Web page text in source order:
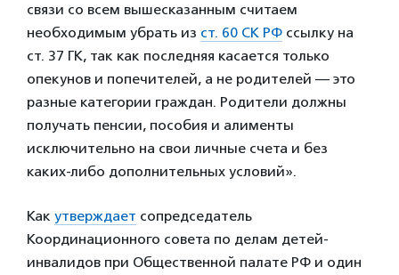
связи со всем вышесказанным считаем
необходимым убрать из ст. 60 СК РФ ссылку на
ст. 37 ГК, так как последняя касается только
опекунов и попечителей, а не родителей — это
разные категории граждан. Родители должны
получать пенсии, пособия и алименты
исключительно на свои личные счета и без
каких-либо дополнительных условий».
Как утверждает сопредседатель
Координационного совета по делам детей-
инвалидов при Общественной палате РФ и один